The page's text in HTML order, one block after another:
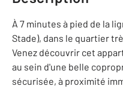
À 7 minutes à pied de la
Stade), dans le quartier
Venez découvrir cet
au sein d'une belle
sécurisée, à proximité